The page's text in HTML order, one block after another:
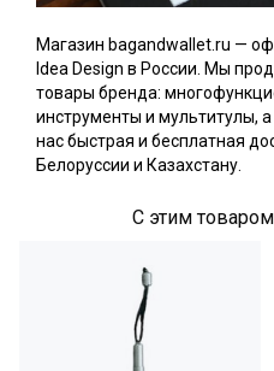
Магазин bagandwallet.ru —
Idea Design в России. Мы
товары бренда:
инструменты и мультитулы,
нас быстрая и бесплатная
Белоруссии и Казахстану.
С этим товаром